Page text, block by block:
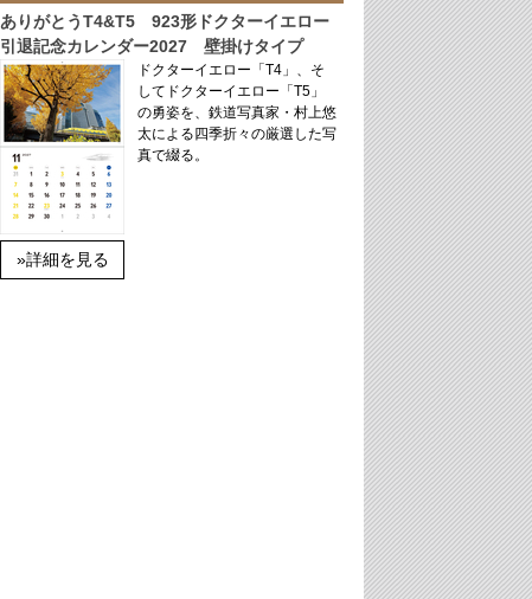
ありがとうT4&T5 923形ドクターイエロー
引退記念カレンダー2027 壁掛けタイプ
»詳細を見る
ドクターイエロー「T4」、そ
してドクターイエロー「T5」
の勇姿を、鉄道写真家・村上悠
太による四季折々の厳選した写
真で綴る。